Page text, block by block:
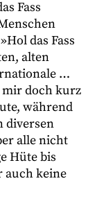
Fass
das Fass
alten
…
mir doch kurz
während
diversen
alle nicht
Hüte bis
auch keine